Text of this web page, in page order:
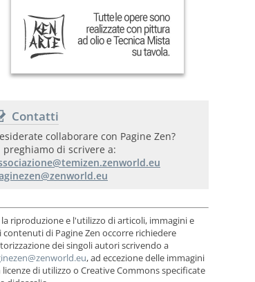
Contatti
collaborare con Pagine Zen?
preghiamo di scrivere a:
la riproduzione e l'utilizzo di articoli, immagini e
contenuti di Pagine Zen occorre richiedere
dei singoli autori scrivendo a
, ad eccezione delle immagini
licenze di utilizzo o Creative Commons specificate